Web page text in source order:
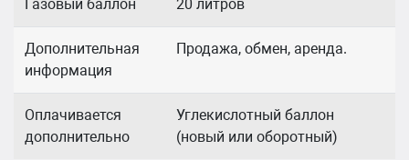
Газовый баллон 20 литров
Дополнительная
информация
Продажа, обмен, аренда.
Оплачивается
дополнительно
Углекислотный баллон
(новый или оборотный)